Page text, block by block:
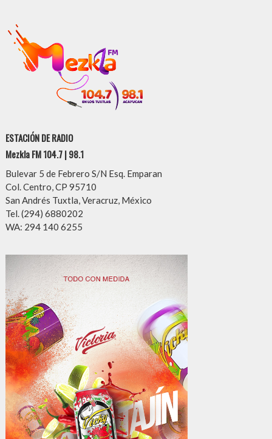
ESTACIÓN DE RADIO
Mezkla FM 104.7 | 98.1
Bulevar 5 de Febrero S/N Esq. Emparan
Col. Centro, CP 95710
San Andrés Tuxtla, Veracruz, México
Tel. (294) 6880202
WA: 294 140 6255